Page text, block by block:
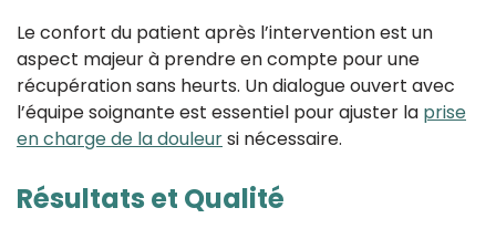
Le confort du patient après l’intervention est un
aspect majeur à prendre en compte pour une
récupération sans heurts. Un dialogue ouvert avec
l’équipe soignante est essentiel pour ajuster la prise
en charge de la douleursi nécessaire.
Résultats et Qualité